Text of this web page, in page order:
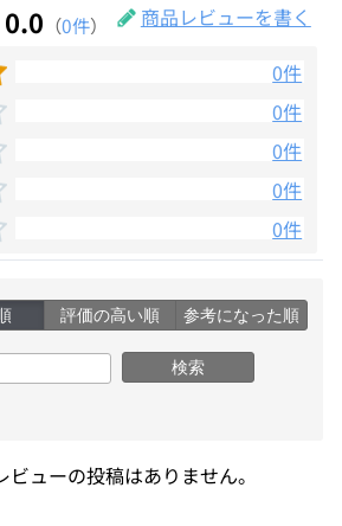
0.0 （0件）
商品レビューを書く
0件
0件
0件
0件
0件
評価の高い順 参考になった順
検索
ューの投稿はありません。